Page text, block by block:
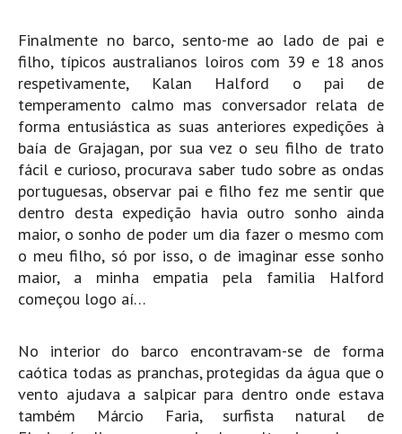
AVEIRO
Cortegaça (Vila do Surf) HD
Cortegaça Onda Pontão HD
Praia da Barra Norte HD
Mira
FIGUEIRA DA FOZ
Praia do Cabedelo HD
NAZARÉ
Nazaré panoramica praia norte
Nazaré HD
Nazaré Praias Sul
Peniche - Consolação Norte HD
Peniche Supertubos HD
SANTA CRUZ
Finalmente no barco, sento-me ao lado de pai e
filho, típicos australianos loiros com 39 e 18 anos
respetivamente, Kalan Halford o pai de
temperamento calmo mas conversador relata de
forma entusiástica as suas anteriores expedições à
baía de Grajagan, por sua vez o seu filho de trato
fácil e curioso, procurava saber tudo sobre as ondas
portuguesas, observar pai e filho fez me sentir que
dentro desta expedição havia outro sonho ainda
maior, o sonho de poder um dia fazer o mesmo com
o meu filho, só por isso, o de imaginar esse sonho
maior, a minha empatia pela familia Halford
começou logo aí…
No interior do barco encontravam-se de forma
caótica todas as pranchas, protegidas da água que o
vento ajudava a salpicar para dentro onde estava
também Márcio Faria, surfista natural de